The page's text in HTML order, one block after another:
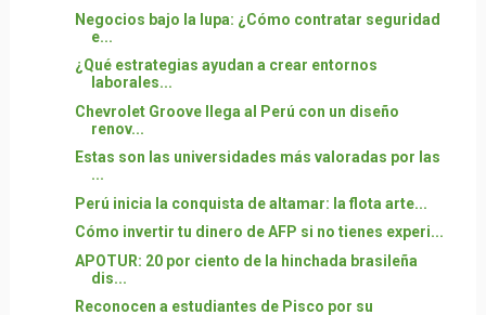
Negocios bajo la lupa: ¿Cómo contratar seguridad
e...
¿Qué estrategias ayudan a crear entornos
laborales...
Chevrolet Groove llega al Perú con un diseño
renov...
Estas son las universidades más valoradas por las
...
Perú inicia la conquista de altamar: la flota arte...
Cómo invertir tu dinero de AFP si no tienes experi...
APOTUR: 20 por ciento de la hinchada brasileña
dis...
Reconocen a estudiantes de Pisco por su